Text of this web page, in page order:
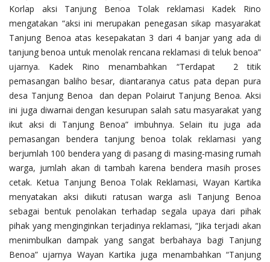
Korlap aksi Tanjung Benoa Tolak reklamasi Kadek Rino
mengatakan “aksi ini merupakan penegasan sikap masyarakat
Tanjung Benoa atas kesepakatan 3 dari 4 banjar yang ada di
tanjung benoa untuk menolak rencana reklamasi di teluk benoa”
ujarnya. Kadek Rino menambahkan “Terdapat 2 titik
pemasangan baliho besar, diantaranya catus pata depan pura
desa Tanjung Benoa dan depan Polairut Tanjung Benoa. Aksi
ini juga diwarnai dengan kesurupan salah satu masyarakat yang
ikut aksi di Tanjung Benoa” imbuhnya. Selain itu juga ada
pemasangan bendera tanjung benoa tolak reklamasi yang
berjumlah 100 bendera yang di pasang di masing-masing rumah
warga, jumlah akan di tambah karena bendera masih proses
cetak. Ketua Tanjung Benoa Tolak Reklamasi, Wayan Kartika
menyatakan aksi diikuti ratusan warga asli Tanjung Benoa
sebagai bentuk penolakan terhadap segala upaya dari pihak
pihak yang menginginkan terjadinya reklamasi, “Jika terjadi akan
menimbulkan dampak yang sangat berbahaya bagi Tanjung
Benoa” ujarnya Wayan Kartika juga menambahkan “Tanjung